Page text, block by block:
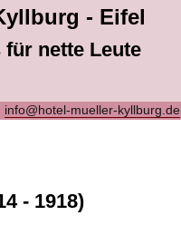
- Eifel
für nette Leute
info@hotel-mueller-kyllburg.de
- 1918)